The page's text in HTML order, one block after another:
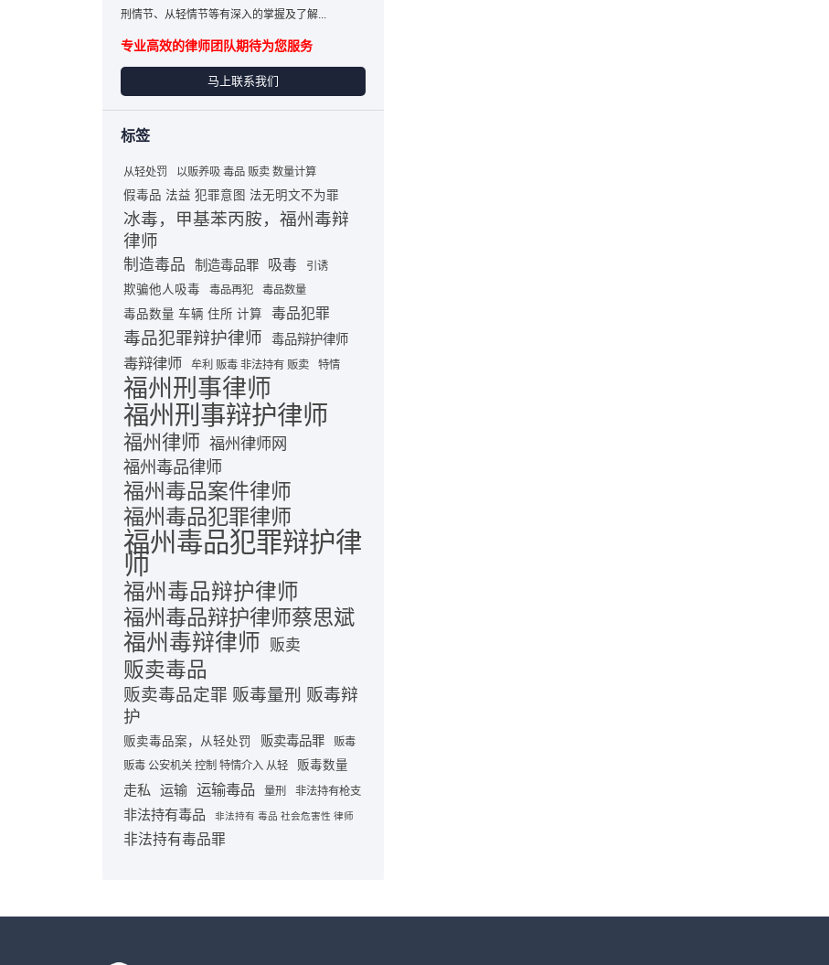
刑情节、从轻情节等有深入的掌握及了解...
专业高效的律师团队期待为您服务
马上联系我们
标签
从轻处罚 以贩养吸 毒品 贩卖 数量计算
假毒品 法益 犯罪意图 法无明文不为罪
冰毒，甲基苯丙胺，福州毒辩
律师
制造毒品 制造毒品罪 吸毒 引诱
欺骗他人吸毒 毒品再犯 毒品数量
毒品数量 车辆 住所 计算 毒品犯罪
毒品犯罪辩护律师 毒品辩护律师
毒辩律师 牟利 贩毒 非法持有 贩卖 特情
福州刑事律师
福州刑事辩护律师
福州律师 福州律师网
福州毒品律师
福州毒品案件律师
福州毒品犯罪律师
福州毒品犯罪辩护律
师
福州毒品辩护律师
福州毒品辩护律师蔡思斌
福州毒辩律师 贩卖
贩卖毒品
贩卖毒品定罪 贩毒量刑 贩毒辩
护
贩卖毒品案，从轻处罚 贩卖毒品罪
贩毒
贩毒 公安机关 控制 特情介入 从轻
贩毒数量
走私 运输 运输毒品 量刑 非法持有枪支
非法持有毒品 非法持有 毒品 社会危害性 律师
非法持有毒品罪